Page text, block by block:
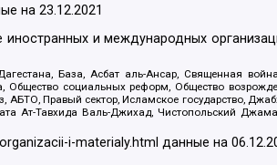
на23.12.2021
и международных
База, Асбат аль-Ансар, Священная
Общество социальных реформ, Общество
АБТО, Правый сектор, Исламское государство,
Ат-Тавхида Валь-Джихад, Чистопольский
i-materialy.html данные на